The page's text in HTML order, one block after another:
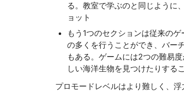
る。教室で学ぶのと同じように
ョット
もう1つのセクションは従来の
の多くを行うことができ、バー
もある。ゲームには2つの難易
しい海洋生物を見つけたりする
プロモードレベルはより難しく、